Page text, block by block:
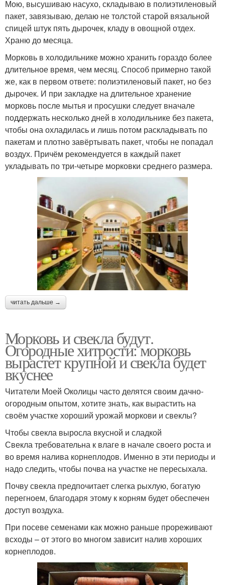
Мою, высушиваю насухо, складываю в полиэтиленовый
пакет, завязываю, делаю не толстой старой вязальной
спицей штук пять дырочек, кладу в овощной отдех.
Храню до месяца.
Морковь в холодильнике можно хранить гораздо более
длительное время, чем месяц. Способ примерно такой
же, как в первом ответе: полиэтиленовый пакет, но без
дырочек. И при закладке на длительное хранение
морковь после мытья и просушки следует вначале
поддержать несколько дней в холодильнике без пакета,
чтобы она охладилась и лишь потом раскладывать по
пакетам и плотно завёртывать пакет, чтобы не попадал
воздух. Причём рекомендуется в каждый пакет
укладывать по три-четыре морковки среднего размера.
читать дальше →
Морковь и свекла будут.
Огородные хитрости: морковь
вырастет крупной и свекла будет
вкуснее
Читатели Моей Околицы часто делятся своим дачно-
огородным опытом, хотите знать, как вырастить на
своём участке хороший урожай моркови и свеклы?
Чтобы свекла выросла вкусной и сладкой
Свекла требовательна к влаге в начале своего роста и
во время налива корнеплодов. Именно в эти периоды и
надо следить, чтобы почва на участке не пересыхала.
Почву свекла предпочитает слегка рыхлую, богатую
перегноем, благодаря этому к корням будет обеспечен
доступ воздуха.
При посеве семенами как можно раньше прореживают
всходы – от этого во многом зависит налив хороших
корнеплодов.